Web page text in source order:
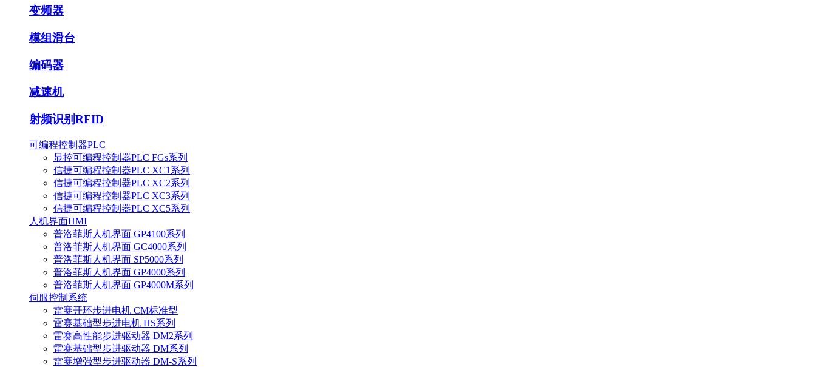
变频器
模组滑台
编码器
减速机
射频识别RFID
可编程控制器PLC
显控可编程控制器PLC FGs系列
信捷可编程控制器PLC XC1系列
信捷可编程控制器PLC XC2系列
信捷可编程控制器PLC XC3系列
信捷可编程控制器PLC XC5系列
人机界面HMI
普洛菲斯人机界面 GP4100系列
普洛菲斯人机界面 GC4000系列
普洛菲斯人机界面 SP5000系列
普洛菲斯人机界面 GP4000系列
普洛菲斯人机界面 GP4000M系列
伺服控制系统
雷赛开环步进电机 CM标准型
雷赛基础型步进电机 HS系列
雷赛高性能步进驱动器 DM2系列
雷赛基础型步进驱动器 DM系列
雷赛增强型步进驱动器 DM-S系列